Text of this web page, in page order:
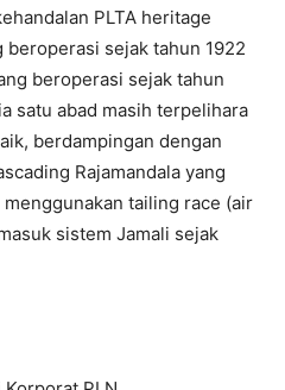
PLTA heritage
beroperasi sejak tahun 1922
beroperasi sejak tahun
satu abad masih terpelihara
berdampingan dengan
Rajamandala yang
tailing race (air
sistem Jamali sejak